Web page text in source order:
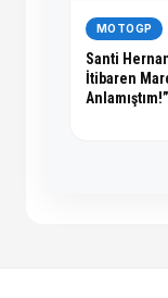
MOTOGP
Santi
İtibaren
Anlamıştım!”